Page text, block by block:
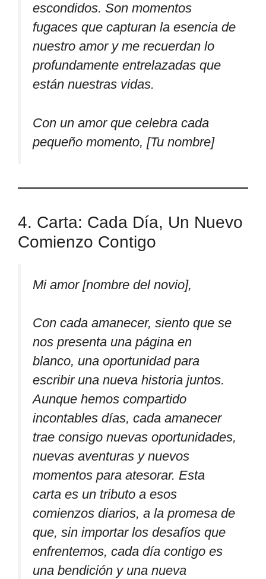
escondidos. Son momentos
fugaces que capturan la esencia de
nuestro amor y me recuerdan lo
profundamente entrelazadas que
están nuestras vidas.
Con un amor que celebra cada
pequeño momento, [Tu nombre]
4. Carta: Cada Día, Un Nuevo
Comienzo Contigo
Mi amor [nombre del novio],
Con cada amanecer, siento que se
nos presenta una página en
blanco, una oportunidad para
escribir una nueva historia juntos.
Aunque hemos compartido
incontables días, cada amanecer
trae consigo nuevas oportunidades,
nuevas aventuras y nuevos
momentos para atesorar. Esta
carta es un tributo a esos
comienzos diarios, a la promesa de
que, sin importar los desafíos que
enfrentemos, cada día contigo es
una bendición y una nueva